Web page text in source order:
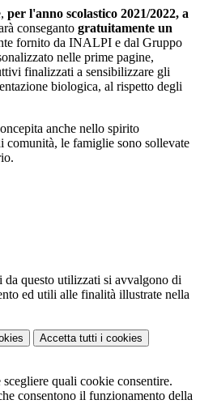
per l'anno scolastico 2021/2022, a
conseganto gratuitamente un
fornito da INALPI e dal Gruppo
nelle prime pagine,
finalizzati a sensibilizzare gli
biologica, al rispetto degli
anche nello spirito
comunità, le famiglie sono sollevate
questo utilizzati si avvalgono di
ed utili alle finalità illustrate nella
Accetta tutti i cookies
quali cookie consentire.
consentono il funzionamento della